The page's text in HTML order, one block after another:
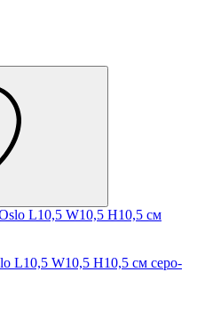
L10,5 W10,5 H10,5 см серо-